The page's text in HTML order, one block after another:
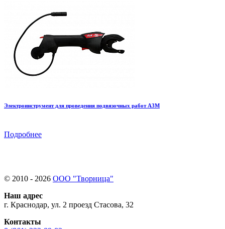
Электроинструмент для проведения подвязочных работ А3М
Подробнее
© 2010 - 2026 ООО "Творница"
Наш адрес
г. Краснодар, ул. 2 проезд Стасова, 32
Контакты